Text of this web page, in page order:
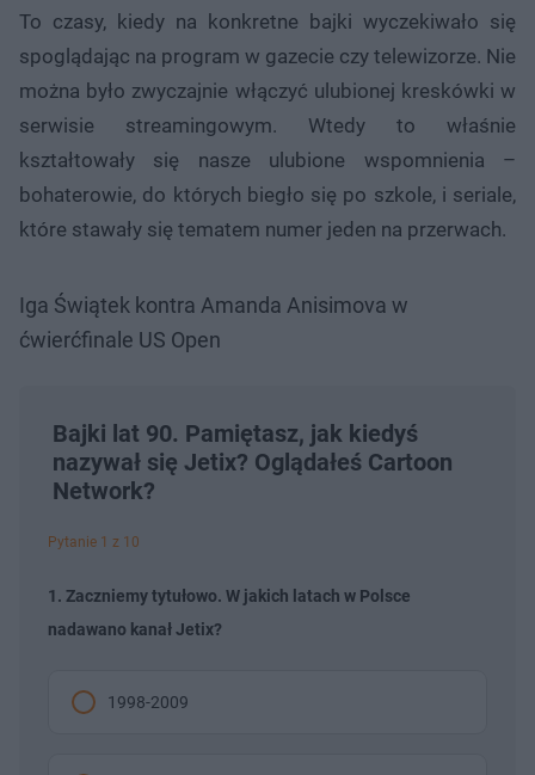
To czasy, kiedy na konkretne bajki wyczekiwało się
spoglądając na program w gazecie czy telewizorze. Nie
można było zwyczajnie włączyć ulubionej kreskówki w
serwisie streamingowym. Wtedy to właśnie
kształtowały się nasze ulubione wspomnienia –
bohaterowie, do których biegło się po szkole, i seriale,
które stawały się tematem numer jeden na przerwach.
Iga Świątek kontra Amanda Anisimova w
ćwierćfinale US Open
Bajki lat 90. Pamiętasz, jak kiedyś
nazywał się Jetix? Oglądałeś Cartoon
Network?
Pytanie 1 z 10
1. Zaczniemy tytułowo. W jakich latach w Polsce
nadawano kanał Jetix?
1998-2009